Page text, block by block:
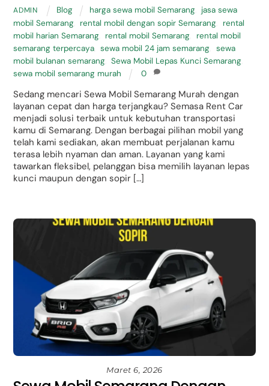
ADMIN Blog harga sewa mobil Semarang
jasa sewa
mobil Semarang
rental mobil dengan sopir Semarang
rental
mobil harian Semarang
rental mobil Semarang
rental mobil
semarang terpercaya
sewa mobil 24 jam semarang
sewa
mobil bulanan semarang
Sewa Mobil Lepas Kunci Semarang
sewa mobil semarang murah
0
Sedang mencari Sewa Mobil Semarang Murah dengan
layanan cepat dan harga terjangkau? Semasa Rent Car
menjadi solusi terbaik untuk kebutuhan transportasi
kamu di Semarang. Dengan berbagai pilihan mobil yang
telah kami sediakan, akan membuat perjalanan kamu
terasa lebih nyaman dan aman. Layanan yang kami
tawarkan fleksibel, pelanggan bisa memilih layanan lepas
kunci maupun dengan sopir […]
Maret 6, 2026